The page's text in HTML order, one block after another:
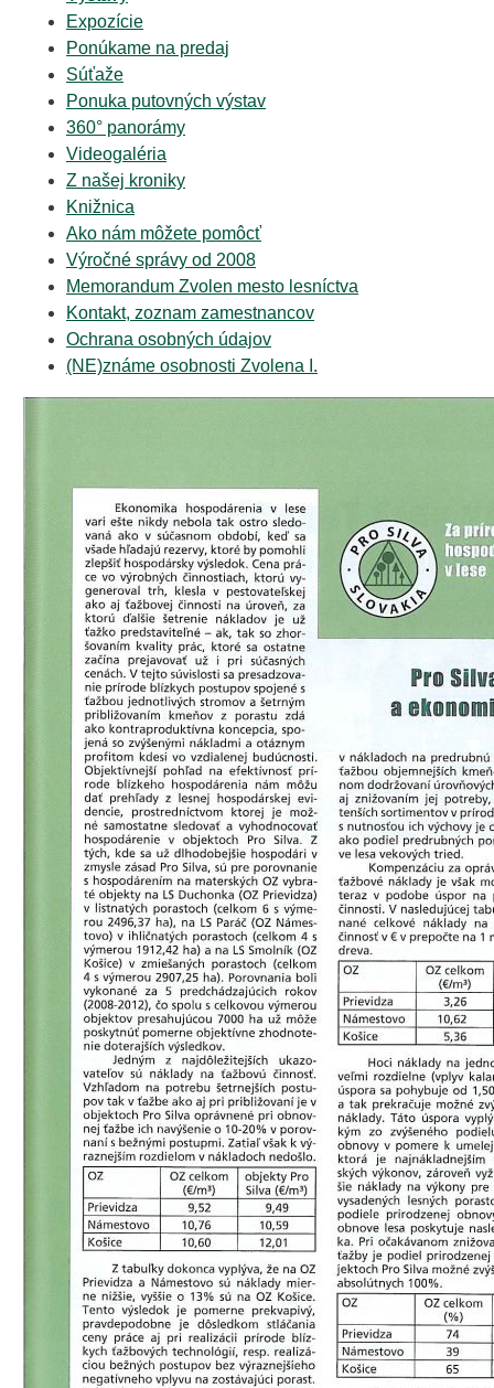
Expozície
Ponúkame na predaj
Súťaže
Ponuka putovných výstav
360° panorámy
Videogaléria
Z našej kroniky
Knižnica
Ako nám môžete pomôcť
Výročné správy od 2008
Memorandum Zvolen mesto lesníctva
Kontakt, zoznam zamestnancov
Ochrana osobných údajov
(NE)známe osobnosti Zvolena I.